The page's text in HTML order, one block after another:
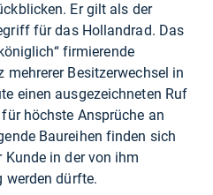
Er gilt als der
für das Hollandrad. Das
firmierende
mehrerer Besitzerwechsel in
einen ausgezeichneten Ruf
höchste Ansprüche an
Baureihen finden sich
in der von ihm
werden dürfte.